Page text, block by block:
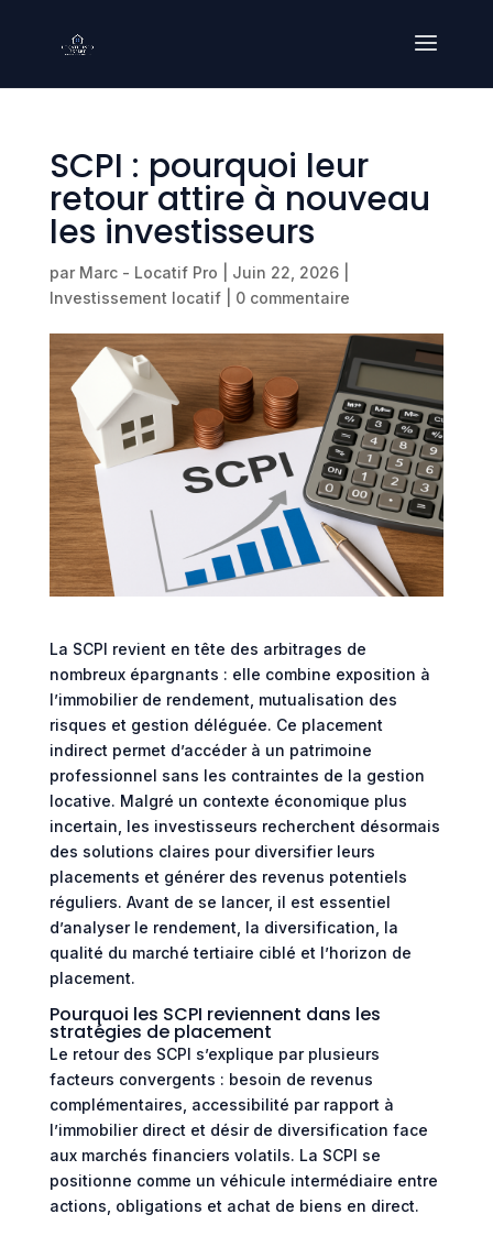
SCPI : pourquoi leur
retour attire à nouveau
les investisseurs
par Marc - Locatif Pro Juin 22, 2026|
Investissement locatif| 0 commentaire
La SCPI revient en tête des arbitrages de
nombreux épargnants : elle combine exposition à
l’immobilier de rendement, mutualisation des
risques et gestion déléguée. Ce placement
indirect permet d’accéder à un patrimoine
professionnel sans les contraintes de la gestion
locative. Malgré un contexte économique plus
incertain, les investisseurs recherchent désormais
des solutions claires pour diversifier leurs
placements et générer des revenus potentiels
réguliers. Avant de se lancer, il est essentiel
d’analyser le rendement, la diversification, la
qualité du marché tertiaire ciblé et l’horizon de
placement.
Pourquoi les SCPI reviennent dans les
stratégies de placement
Le retour des SCPI s’explique par plusieurs
facteurs convergents : besoin de revenus
complémentaires, accessibilité par rapport à
l’immobilier direct et désir de diversification face
aux marchés financiers volatils. La SCPI se
positionne comme un véhicule intermédiaire entre
actions, obligations et achat de biens en direct.